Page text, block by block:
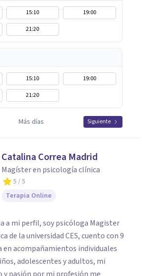
15:10
19:00
21:20
15:10
19:00
21:20
Más días Siguiente
Catalina Correa Madrid
Magíster en psicología clínica
5 / 5
Terapia Online
a mi perfil, soy psicóloga Magister
de la universidad CES, cuento con 9
en acompañamientos individuales
adolescentes y adultos, mi